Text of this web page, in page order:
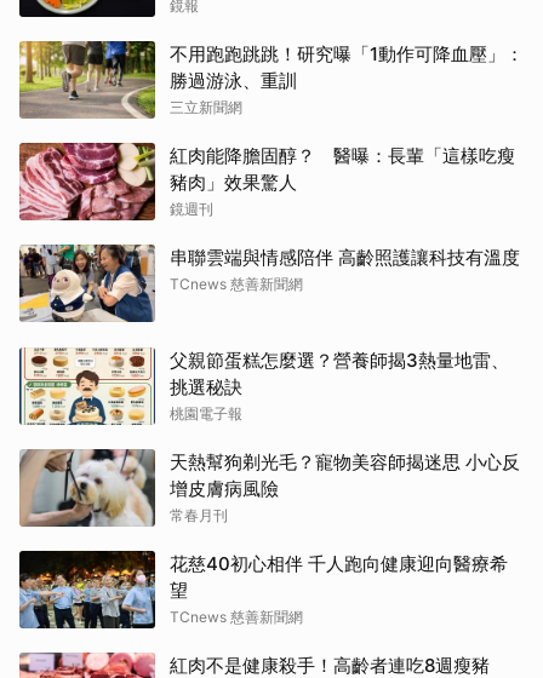
鏡報
不用跑跑跳跳！研究曝「1動作可降血壓」：
勝過游泳、重訓
三立新聞網
紅肉能降膽固醇？ 醫曝：長輩「這樣吃瘦
豬肉」效果驚人
鏡週刊
串聯雲端與情感陪伴 高齡照護讓科技有溫度
TCnews 慈善新聞網
父親節蛋糕怎麼選？營養師揭3熱量地雷、
挑選秘訣
桃園電子報
天熱幫狗剃光毛？寵物美容師揭迷思 小心反
增皮膚病風險
常春月刊
花慈40初心相伴 千人跑向健康迎向醫療希
望
TCnews 慈善新聞網
紅肉不是健康殺手！高齡者連吃8週瘦豬